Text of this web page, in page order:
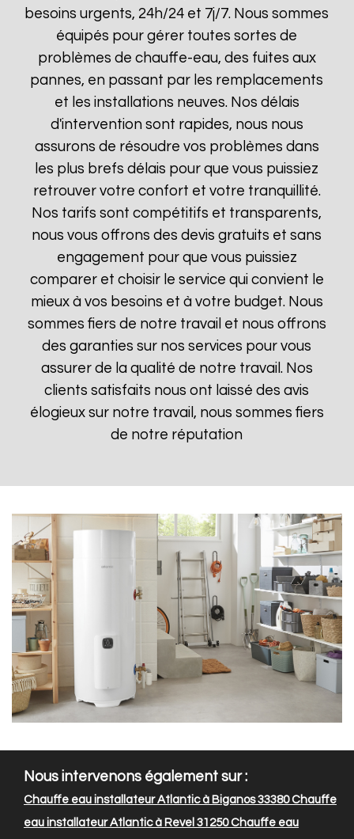
besoins urgents, 24h/24 et 7j/7. Nous sommes
équipés pour gérer toutes sortes de
problèmes de chauffe-eau, des fuites aux
pannes, en passant par les remplacements
et les installations neuves. Nos délais
d'intervention sont rapides, nous nous
assurons de résoudre vos problèmes dans
les plus brefs délais pour que vous puissiez
retrouver votre confort et votre tranquillité.
Nos tarifs sont compétitifs et transparents,
nous vous offrons des devis gratuits et sans
engagement pour que vous puissiez
comparer et choisir le service qui convient le
mieux à vos besoins et à votre budget. Nous
sommes fiers de notre travail et nous offrons
des garanties sur nos services pour vous
assurer de la qualité de notre travail. Nos
clients satisfaits nous ont laissé des avis
élogieux sur notre travail, nous sommes fiers
de notre réputation
Nous intervenons également sur :
Chauffe eau installateur Atlantic à Biganos 33380Chauffe
eau installateur Atlantic à Revel 31250Chauffe eau